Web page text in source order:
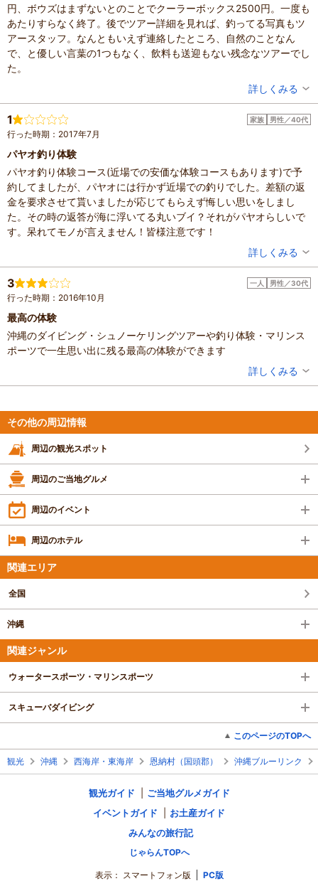
円、ボウズはまずないとのことでクーラーボックス2500円。一度も
あたりすらなく終了。後でツアー詳細を見れば、釣ってる写真もツ
アースタッフ。なんともいえず連絡したところ、自然のことなん
で、と優しい言葉の1つもなく、飲料も送迎もない残念なツアーでし
た。
家族の内訳：お子様
子供の年齢：7～12歳
投稿日：2018年7月16日
詳しくみる
1 家族 男性／40代
行った時期：2017年7月
パヤオ釣り体験
パヤオ釣り体験コース(近場での安価な体験コースもあります)で予
約してましたが、パヤオには行かず近場での釣りでした。差額の返
金を要求させて貰いましたが応じてもらえず悔しい思いをしまし
た。その時の返答が海に浮いてる丸いブイ？それがパヤオらしいで
す。呆れてモノが言えません！皆様注意です！
滞在時間：3時間以上
人数：2人
家族の内訳：お子様
子供の年齢：7～12歳
詳しくみる
3 一人 男性／30代
行った時期：2016年10月
最高の体験
沖縄のダイビング・シュノーケリングツアーや釣り体験・マリンス
ポーツで一生思い出に残る最高の体験ができます
詳しくみる
その他の周辺情報
周辺の観光スポット
周辺のご当地グルメ
周辺のイベント
周辺のホテル
関連エリア
全国
沖縄
関連ジャンル
ウォータースポーツ・マリンスポーツ
スキューバダイビング
このページのTOPへ
観光 沖縄 西海岸・東海岸 恩納村（国頭郡） 沖縄ブルーリンク
観光ガイド
ご当地グルメガイド
イベントガイド
お土産ガイド
みんなの旅行記
じゃらんTOPへ
表示： スマートフォン版 PC版